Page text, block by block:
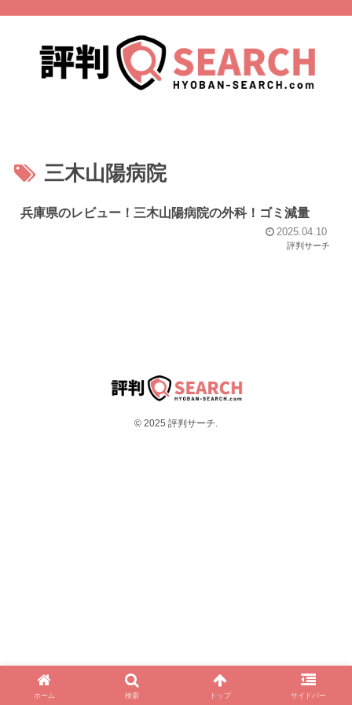
三木山陽病院
兵庫県のレビュー！三木山陽病院の外科！ゴミ減量
2025.04.10
評判サーチ
© 2025 評判サーチ.
ホーム 検索 トップ サイドバー